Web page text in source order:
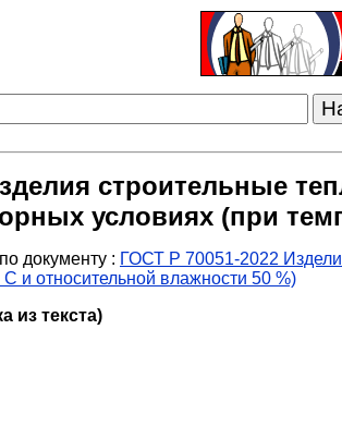
строительные
условиях (при
документу : ГОСТ Р 70051-2022
и относительной влажности 50 %)
из текста)